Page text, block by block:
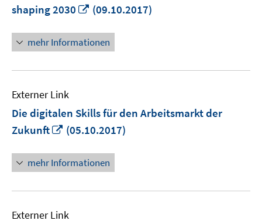
shaping 2030
In
Fenster
öffnen
(09.10.2017)
mehr Informationen
Externer Link
Die digitalen Skills für den Arbeitsmarkt der
Zukunft
In
Fenster
öffnen
(05.10.2017)
mehr Informationen
Externer Link